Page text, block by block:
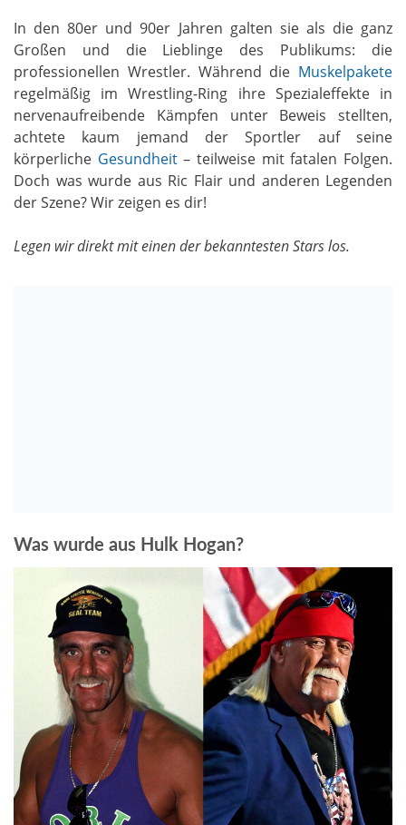
In den 80er und 90er Jahren galten sie als die ganz
Großen und die Lieblinge des Publikums: die
professionellen Wrestler. Während die Muskelpakete
regelmäßig im Wrestling-Ring ihre Spezialeffekte in
nervenaufreibende Kämpfen unter Beweis stellten,
achtete kaum jemand der Sportler auf seine
körperliche Gesundheit– teilweise mit fatalen Folgen.
Doch was wurde aus Ric Flair und anderen Legenden
der Szene? Wir zeigen es dir!
Legen wir direkt mit einen der bekanntesten Stars los.
Was wurde aus Hulk Hogan?